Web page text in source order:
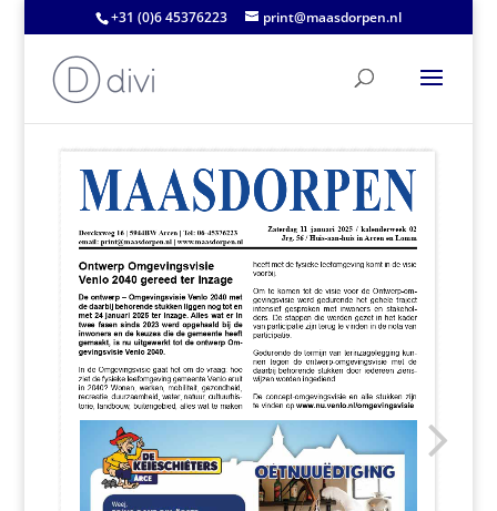
+31 (0)6 45376223 print@maasdorpen.nl